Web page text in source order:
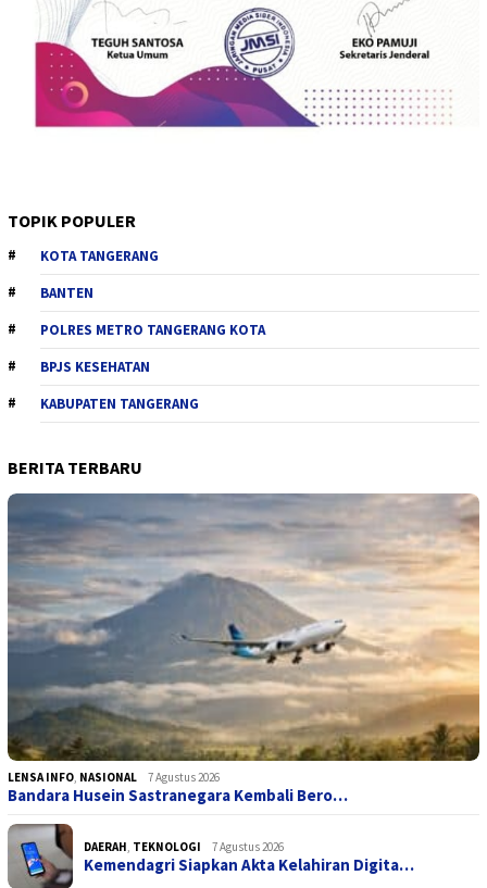
TOPIK POPULER
KOTA TANGERANG
BANTEN
POLRES METRO TANGERANG KOTA
BPJS KESEHATAN
KABUPATEN TANGERANG
BERITA TERBARU
LENSA INFO, NASIONAL 7 Agustus 2026
Bandara Husein Sastranegara Kembali Bero…
DAERAH, TEKNOLOGI 7 Agustus 2026
Kemendagri Siapkan Akta Kelahiran Digita…